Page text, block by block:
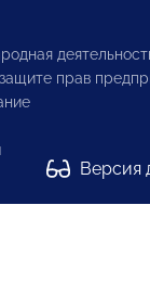
прав
Версия